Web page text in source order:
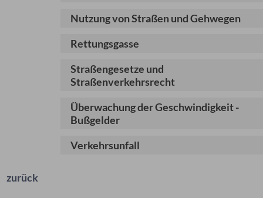
Nutzung von Straßen und Gehwegen
Rettungsgasse
Straßengesetze und
Straßenverkehrsrecht
Überwachung der Geschwindigkeit -
Bußgelder
Verkehrsunfall
zurück